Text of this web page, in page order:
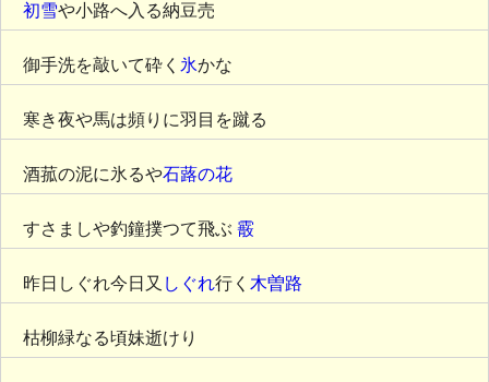
初雪や小路へ入る納豆売
御手洗を敲いて砕く 氷かな
寒き夜や馬は頻りに羽目を蹴る
酒菰の泥に氷るや石蕗の花
すさましや釣鐘撲つて飛ぶ 霰
昨日しぐれ今日又 しぐれ行く 木曽路
枯柳緑なる頃妹逝けり